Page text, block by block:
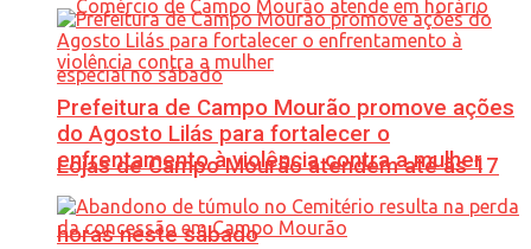
Lojas de Campo Mourão atendem até às 17
horas neste sábado
Prefeitura de Campo Mourão promove ações
do Agosto Lilás para fortalecer o
enfrentamento à violência contra a mulher